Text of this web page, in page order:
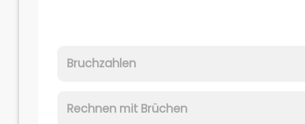
Bruchzahlen
Rechnen mit Brüchen